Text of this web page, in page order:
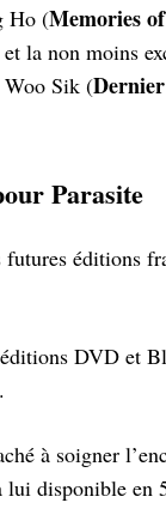
Ho (Memories
la non moins
Sik (
Parasite
éditions
DVD et
à soigner
disponible en